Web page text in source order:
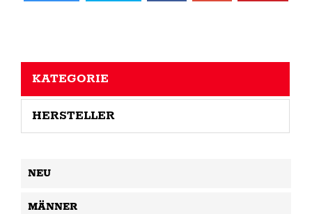
KATEGORIE
HERSTELLER
NEU
MÄNNER